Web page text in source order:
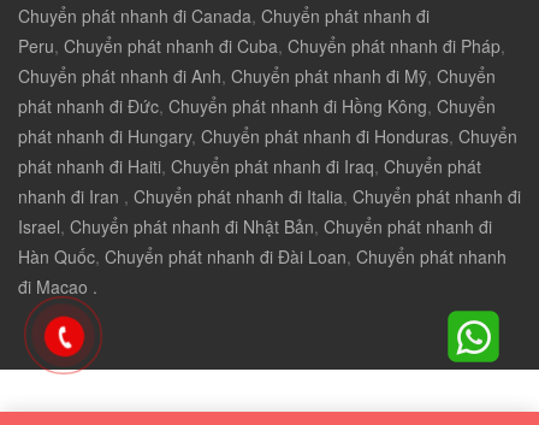
Chuyển phát nhanh đi Canada, Chuyển phát nhanh đi
Peru, Chuyển phát nhanh đi Cuba, Chuyển phát nhanh đi Pháp,
Chuyển phát nhanh đi Anh, Chuyển phát nhanh đi Mỹ, Chuyển
phát nhanh đi Đức, Chuyển phát nhanh đi Hồng Kông, Chuyển
phát nhanh đi Hungary, Chuyển phát nhanh đi Honduras, Chuyển
phát nhanh đi Haiti, Chuyển phát nhanh đi Iraq, Chuyển phát
nhanh đi Iran , Chuyển phát nhanh đi Italia, Chuyển phát nhanh đi
Israel, Chuyển phát nhanh đi Nhật Bản, Chuyển phát nhanh đi
Hàn Quốc, Chuyển phát nhanh đi Đài Loan, Chuyển phát nhanh
đi Macao .